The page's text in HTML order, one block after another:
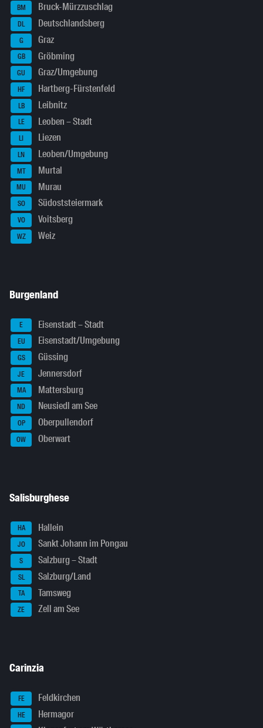
BM Bruck-Mürzzuschlag
DL Deutschlandsberg
G Graz
GB Gröbming
GU Graz/Umgebung
HF Hartberg-Fürstenfeld
LB Leibnitz
LE Leoben – Stadt
LI Liezen
LN Leoben/Umgebung
MT Murtal
MU Murau
SO Südoststeiermark
VO Voitsberg
WZ Weiz
Burgenland
E Eisenstadt – Stadt
EU Eisenstadt/Umgebung
GS Güssing
JE Jennersdorf
MA Mattersburg
ND Neusiedl am See
OP Oberpullendorf
OW Oberwart
Salisburghese
HA Hallein
JO Sankt Johann im Pongau
S Salzburg – Stadt
SL Salzburg/Land
TA Tamsweg
ZE Zell am See
Carinzia
FE Feldkirchen
HE Hermagor